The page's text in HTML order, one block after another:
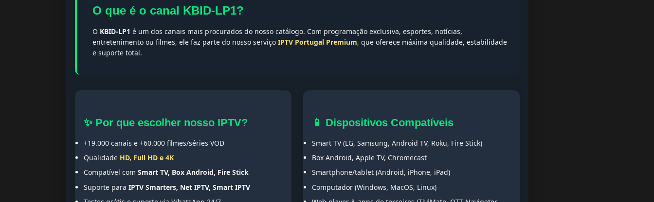
O que é o canal KBID-LP1?
O KBID-LP1 é um dos canais mais procurados do nosso catálogo. Com programação exclusiva, esportes, notícias,
entretenimento ou filmes, ele faz parte do nosso serviço IPTV Portugal Premium, que oferece máxima qualidade, estabilidade
e suporte total.
✨ Por que escolher nosso IPTV?
+19.000 canais e +60.000 filmes/séries VOD
Qualidade HD, Full HD e 4K
Compatível com Smart TV, Box Android, Fire Stick
Suporte para IPTV Smarters, Net IPTV, Smart IPTV
📱 Dispositivos Compatíveis
Smart TV (LG, Samsung, Android TV, Roku, Fire Stick)
Box Android, Apple TV, Chromecast
Smartphone/tablet (Android, iPhone, iPad)
Computador (Windows, MacOS, Linux)